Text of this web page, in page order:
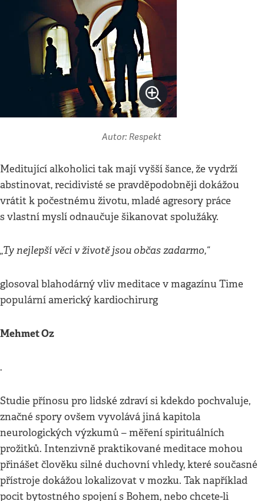
Autor: Respekt
Meditující alkoholici tak mají vyšší šance, že vydrží
abstinovat, recidivisté se pravděpodobněji dokážou
vrátit k počestnému životu, mladé agresory práce
s vlastní myslí odnaučuje šikanovat spolužáky.
„Ty nejlepší věci v životě jsou občas zadarmo,“
glosoval blahodárný vliv meditace v magazínu Time
populární americký kardiochirurg
Mehmet Oz
.
Studie přínosu pro lidské zdraví si kdekdo pochvaluje,
značné spory ovšem vyvolává jiná kapitola
neurologických výzkumů – měření spirituálních
prožitků. Intenzivně praktikované meditace mohou
přinášet člověku silné duchovní vhledy, které současné
přístroje dokážou lokalizovat v mozku. Tak například
pocit bytostného spojení s Bohem, nebo chcete-li